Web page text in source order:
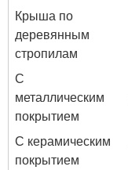
Крыша по
деревянным
стропилам
С
металлическим
покрытием
С керамическим
покрытием